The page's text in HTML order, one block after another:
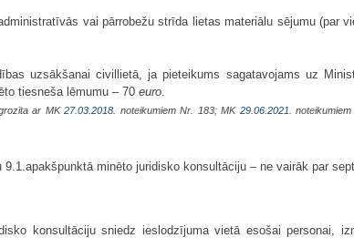
vai pārrobežu strīda lietas materiālu sējumu (par
uzsākšanai civillietā, ja pieteikums sagatavojams uz
tiesneša lēmumu – 70 euro.
ar MK27.03.2018. noteikumiem Nr. 183; MK 29.06.2021.
minēto juridisko konsultāciju – ne vairāk par
konsultāciju sniedz ieslodzījuma vietā esošai personai,